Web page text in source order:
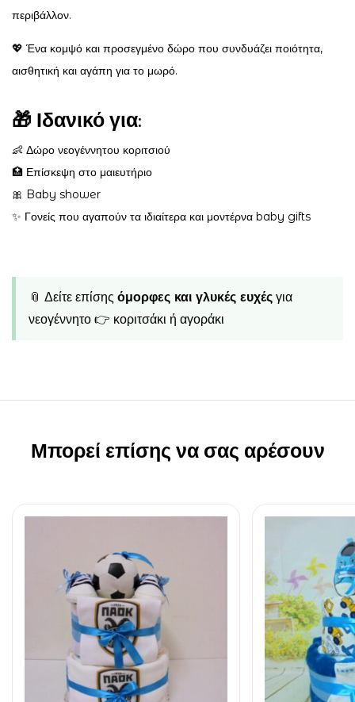
περιβάλλον.
💖 Ένα κομψό και προσεγμένο δώρο που συνδυάζει ποιότητα,
αισθητική και αγάπη για το μωρό.
🎁 Ιδανικό για:
👶 Δώρο νεογέννητου κοριτσιού
🏥 Επίσκεψη στο μαιευτήριο
🎀 Baby shower
✨ Γονείς που αγαπούν τα ιδιαίτερα και μοντέρνα baby gifts
📎 Δείτε επίσης όμορφες και γλυκές ευχές για
νεογέννητο 👉 κοριτσάκι ή αγοράκι
Μπορεί επίσης να σας αρέσουν